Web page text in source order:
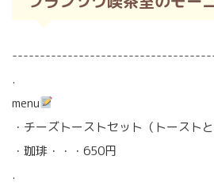
.
menu
・チーズトーストセット（トースト
・珈琲・・・650円
.